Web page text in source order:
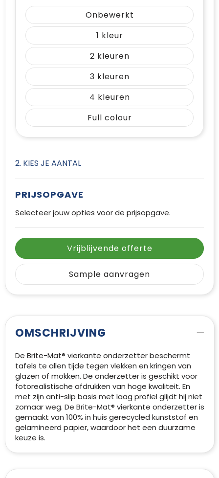
Onbewerkt
1
2
3
4
Full colour
2. KIES JE AANTAL
PRIJSOPGAVE
Selecteer jouw opties voor de prijsopgave.
Vrijblijvende offerte
Sample aanvragen
OMSCHRIJVING
De Brite-Mat® vierkante onderzetter beschermt
tafels te allen tijde tegen vlekken en kringen van
glazen of mokken. De onderzetter is geschikt voor
fotorealistische afdrukken van hoge kwaliteit. En
met zijn anti-slip basis met laag profiel glijdt hij niet
zomaar weg. De Brite-Mat® vierkante onderzetter is
gemaakt van 100% in huis gerecycled kunststof en
gelamineerd papier, waardoor het een duurzame
keuze is.